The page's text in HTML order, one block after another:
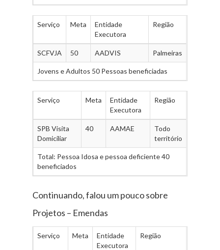
Serviço Meta
Entidade
Executora
Região
SCFVJA 50 AADVIS Palmeiras
Jovens e Adultos 50 Pessoas beneficiadas
Serviço Meta
Entidade
Executora
Região
SPB Visita
Domiciliar
40 AAMAE
Todo
território
Total: Pessoa Idosa e pessoa deficiente 40
beneficiados
Continuando, falou um pouco sobre
Projetos – Emendas
Serviço Meta
Entidade
Executora
Região